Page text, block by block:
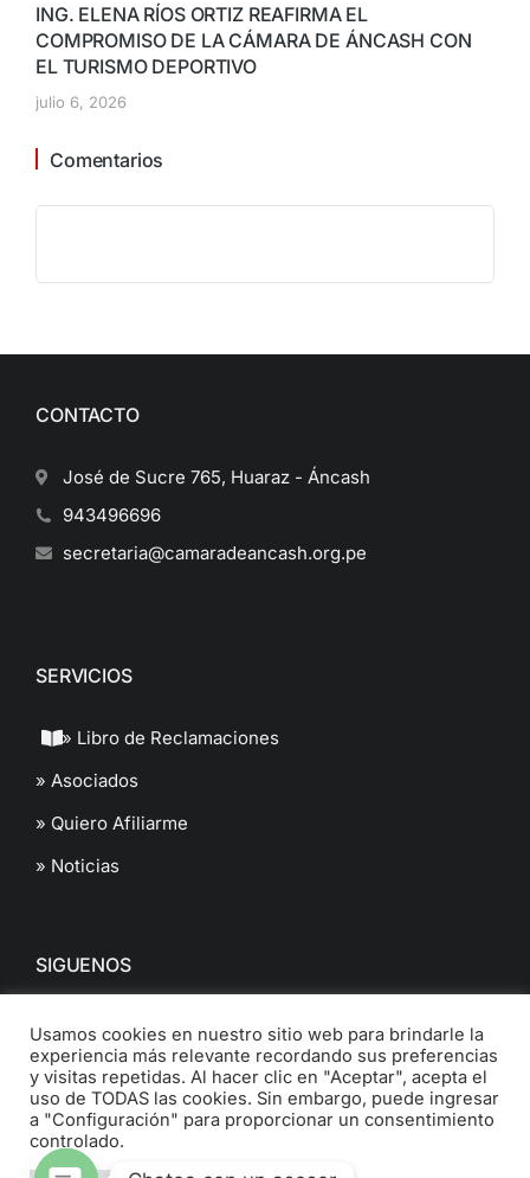
ING. ELENA RÍOS ORTIZ REAFIRMA EL
COMPROMISO DE LA CÁMARA DE ÁNCASH CON
EL TURISMO DEPORTIVO
julio 6, 2026
Comentarios
CONTACTO
José de Sucre 765, Huaraz - Áncash
943496696
secretaria@camaradeancash.org.pe
SERVICIOS
» Libro de Reclamaciones
» Asociados
» Quiero Afiliarme
» Noticias
SIGUENOS
© 2022 Cámara de Comercio de Ancash. All Rights Reserved.
Usamos cookies en nuestro sitio web para brindarle la
experiencia más relevante recordando sus preferencias
y visitas repetidas. Al hacer clic en "Aceptar", acepta el
uso de TODAS las cookies. Sin embargo, puede ingresar
a "Configuración" para proporcionar un consentimiento
controlado.